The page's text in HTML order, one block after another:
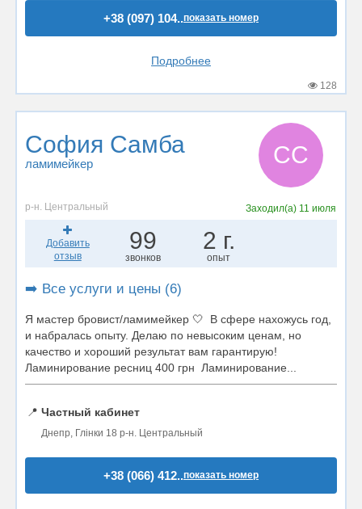
+38 (097) 104..показать номер
Подробнее
128
София Самба
ламимейкер СС
р-н. Центральный Заходил(а) 11 июля
Добавить
отзыв
99
звонков
2 г.
опыт
➡️ Все услуги и цены (6)
Я мастер бровист/ламимейкер 🤍 В сфере нахожусь год,
и набралась опыту. Делаю по невысоким ценам, но
качество и хороший результат вам гарантирую!
Ламинирование ресниц 400 грн Ламинирование...
📍 Частный кабинет
Днепр, Глінки 18 р-н. Центральный
+38 (066) 412..показать номер